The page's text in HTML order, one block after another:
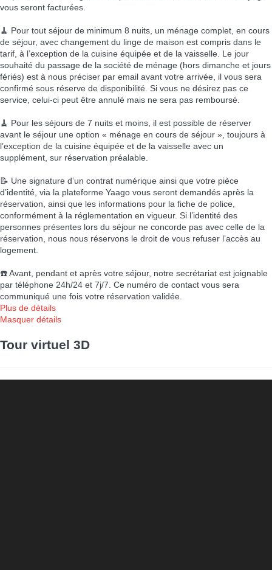
vous seront facturées.
🧹 Pour tout séjour de minimum 8 nuits, un ménage complet, en cours
de séjour, avec changement du linge de maison est compris dans le
tarif, à l’exception de la cuisine équipée et de la vaisselle. Le jour
souhaité du passage de la société de ménage (hors dimanche et jours
fériés) est à nous préciser par email avant votre arrivée, il vous sera
confirmé sous réserve de disponibilité. Si vous ne désirez pas ce
service, celui-ci peut être annulé mais ne sera pas remboursé.
🧹 Pour les séjours de 7 nuits et moins, il est possible de réserver
avant le séjour une option « ménage en cours de séjour », toujours à
l’exception de la cuisine équipée et de la vaisselle avec un
supplément, sur réservation préalable.
📝 Une signature d’un contrat numérique ainsi que votre pièce
d’identité, via la plateforme Yaago vous seront demandés après la
réservation, ainsi que les informations pour la fiche de police,
conformément à la réglementation en vigueur. Si l’identité des
personnes présentes lors du séjour ne concorde pas avec celle de la
réservation, nous nous réservons le droit de vous refuser l’accès au
logement.
☎️ Avant, pendant et après votre séjour, notre secrétariat est joignable
par téléphone 24h/24 et 7j/7. Ce numéro de contact vous sera
communiqué une fois votre réservation validée.
Plus de détails
Masquer détails
Tour virtuel 3D